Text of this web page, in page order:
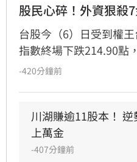
股民心碎！外資狠殺7
台股今（6）日受到權
指數終場下跌214.90點
幅0.48%。外資相較昨
超前十大個股中，多
（2834）最慘，被提了2
-420分鐘前
川湖賺逾11股本！ 逆
上萬金
-407分鐘前